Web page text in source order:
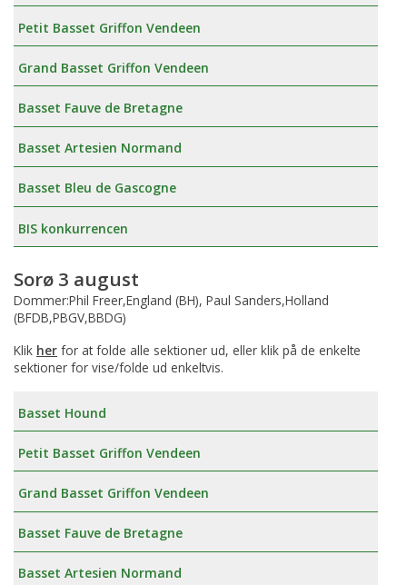
Petit Basset Griffon Vendeen
Grand Basset Griffon Vendeen
Basset Fauve de Bretagne
Basset Artesien Normand
Basset Bleu de Gascogne
BIS konkurrencen
Sorø 3 august
Dommer:Phil Freer,England (BH), Paul Sanders,Holland
(BFDB,PBGV,BBDG)
Klik her for at folde alle sektioner ud, eller klik på de enkelte
sektioner for vise/folde ud enkeltvis.
Basset Hound
Petit Basset Griffon Vendeen
Grand Basset Griffon Vendeen
Basset Fauve de Bretagne
Basset Artesien Normand